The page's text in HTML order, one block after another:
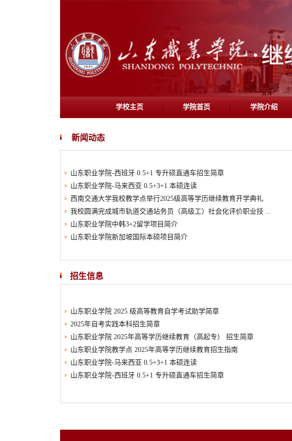
学校主页 学院首页 学院介绍
新闻动态
山东职业学院-西班牙 0.5+1 专升硕直通车招生简章
山东职业学院-马来西亚 0.5+3+1 本硕连读
西南交通大学我校教学点举行2025级高等学历继续教育开学典礼
我校圆满完成城市轨道交通站务员（高级工）社会化评价职业技 ...
山东职业学院中韩3+2留学项目简介
山东职业学院新加坡国际本硕项目简介
招生信息
山东职业学院 2025 级高等教育自学考试助学简章
2025年自考实践本科招生简章
山东职业学院 2025年高等学历继续教育（高起专） 招生简章
山东职业学院教学点 2025年高等学历继续教育招生指南
山东职业学院-马来西亚 0.5+3+1 本硕连读
山东职业学院-西班牙 0.5+1 专升硕直通车招生简章